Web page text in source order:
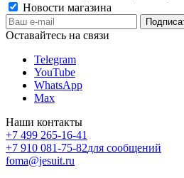
Новости магазина
Оставайтесь на связи
Telegram
YouTube
WhatsApp
Max
Наши контакты
+7 499 265-16-41
+7 910 081-75-82для сообщений
foma@jesuit.ru